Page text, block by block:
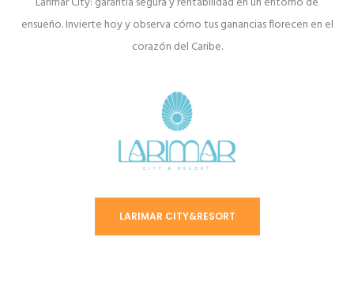
ensueño. Invierte hoy y observa cómo tus ganancias florecen en el
corazón del Caribe.
LARIMAR CITY&RESORT